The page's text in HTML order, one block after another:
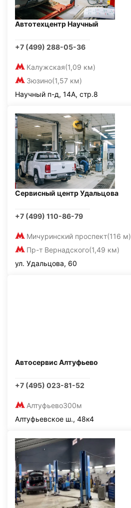
Автотехцентр Научный
+7 (499) 288-05-36
Калужская(1,09 км)
Зюзино(1,57 км)
Научный п-д, 14А, стр.8
Сервисный центр Удальцова
+7 (499) 110-86-79
Мичуринский проспект(116 м)
Пр-т Вернадского(1,49 км)
ул. Удальцова, 60
Автосервис Алтуфьево
+7 (495) 023-81-52
Алтуфьево300м
Алтуфьевское ш., 48к4